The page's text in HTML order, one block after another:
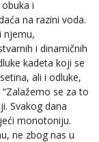
i
na razini voda.
njemu,
i dinamičnih
kadeta koji se
ali i odluke,
se za to
Svakog dana
monotoniju.
ne zbog nas u